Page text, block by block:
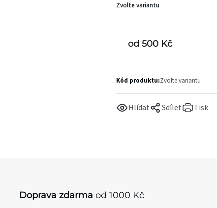
Tisk
Hlídat Sdílet
od 500 Kč
Zvolte variantu
Kód produktu:Zvolte variantu
Doprava zdarma od 1000 Kč